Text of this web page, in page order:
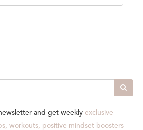
and get weekly exclusive
workouts, positive mindset boosters